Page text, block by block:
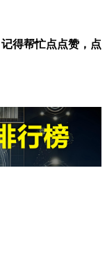
记得帮忙点点赞，点